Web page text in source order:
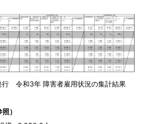
行 令和3年 障害者雇用状況の集計結果
）